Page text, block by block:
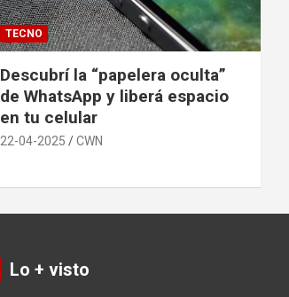
TECNO
Descubrí la “papelera oculta”
de WhatsApp y liberá espacio
en tu celular
22-04-2025 CWN
Lo + visto